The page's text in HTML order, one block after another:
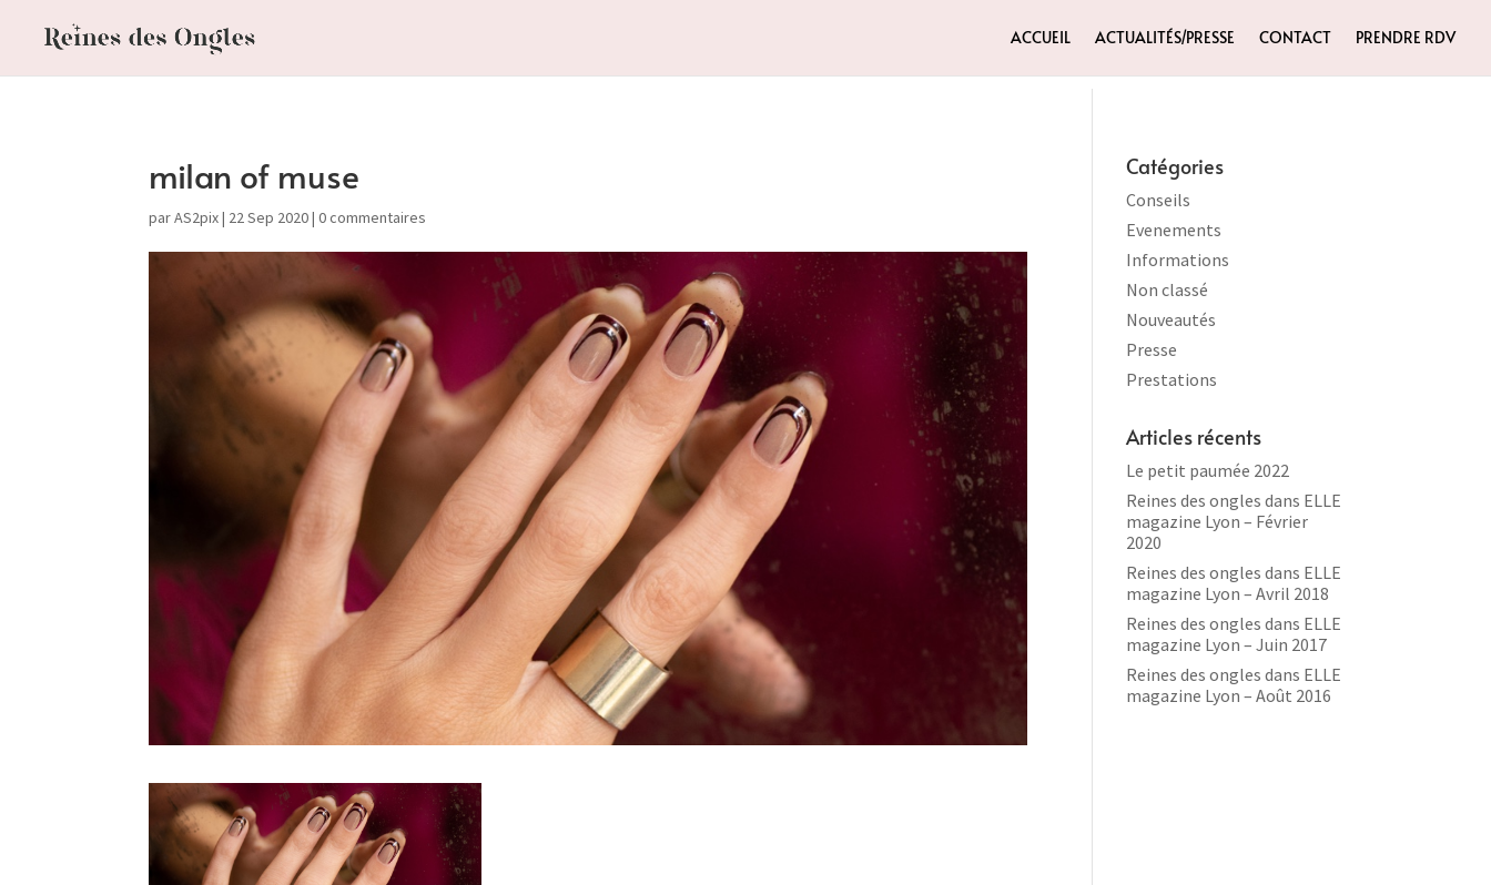
ACCUEIL ACTUALITÉS/PRESSE CONTACT PRENDRE RDV
milan of muse
parAS2pix| 22 Sep 2020|0 commentaires
Catégories
Conseils
Evenements
Informations
Non classé
Nouveautés
Presse
Prestations
Articles récents
Le petit paumée 2022
Reines des ongles dans ELLE
magazine Lyon – Février
2020
Reines des ongles dans ELLE
magazine Lyon – Avril 2018
Reines des ongles dans ELLE
magazine Lyon – Juin 2017
Reines des ongles dans ELLE
magazine Lyon – Août 2016